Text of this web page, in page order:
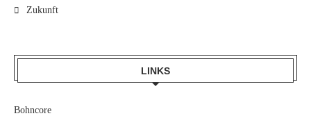
Zukunft
LINKS
Bohncore